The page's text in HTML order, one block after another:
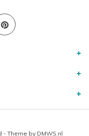
- Theme by DMWS.nl